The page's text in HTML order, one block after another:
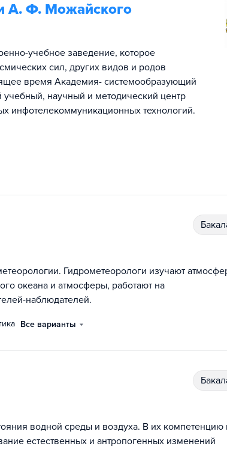
А. Ф. Можайского
учебное заведение, которое
сил, других видов и родов
время Академия- системообразующий
научный и методический центр
инфотелекоммуникационных технологий.
Гидрометеорологи изучают
океана и атмосферы, работают на
наблюдателей.
Все варианты
водной среды и воздуха. В их компетенцию
естественных и антропогенных изменений